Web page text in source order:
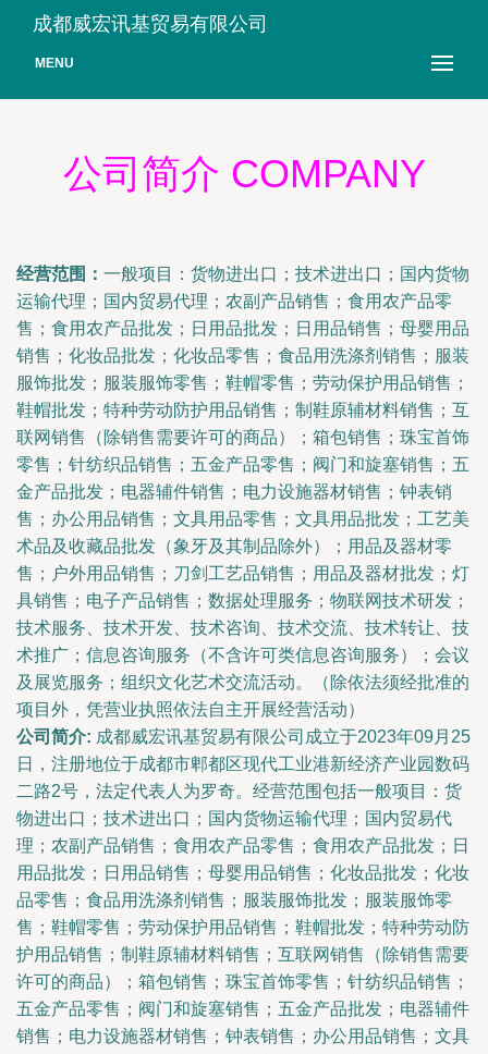
成都威宏讯基贸易有限公司
MENU
公司简介 COMPANY
经营范围： 一般项目：货物进出口；技术进出口；国内货物
运输代理；国内贸易代理；农副产品销售；食用农产品零
售；食用农产品批发；日用品批发；日用品销售；母婴用品
销售；化妆品批发；化妆品零售；食品用洗涤剂销售；服装
服饰批发；服装服饰零售；鞋帽零售；劳动保护用品销售；
鞋帽批发；特种劳动防护用品销售；制鞋原辅材料销售；互
联网销售（除销售需要许可的商品）；箱包销售；珠宝首饰
零售；针纺织品销售；五金产品零售；阀门和旋塞销售；五
金产品批发；电器辅件销售；电力设施器材销售；钟表销
售；办公用品销售；文具用品零售；文具用品批发；工艺美
术品及收藏品批发（象牙及其制品除外）；用品及器材零
售；户外用品销售；刀剑工艺品销售；用品及器材批发；灯
具销售；电子产品销售；数据处理服务；物联网技术研发；
技术服务、技术开发、技术咨询、技术交流、技术转让、技
术推广；信息咨询服务（不含许可类信息咨询服务）；会议
及展览服务；组织文化艺术交流活动。（除依法须经批准的
项目外，凭营业执照依法自主开展经营活动）
公司简介: 成都威宏讯基贸易有限公司成立于2023年09月25
日，注册地位于成都市郫都区现代工业港新经济产业园数码
二路2号，法定代表人为罗奇。经营范围包括一般项目：货
物进出口；技术进出口；国内货物运输代理；国内贸易代
理；农副产品销售；食用农产品零售；食用农产品批发；日
用品批发；日用品销售；母婴用品销售；化妆品批发；化妆
品零售；食品用洗涤剂销售；服装服饰批发；服装服饰零
售；鞋帽零售；劳动保护用品销售；鞋帽批发；特种劳动防
护用品销售；制鞋原辅材料销售；互联网销售（除销售需要
许可的商品）；箱包销售；珠宝首饰零售；针纺织品销售；
五金产品零售；阀门和旋塞销售；五金产品批发；电器辅件
销售；电力设施器材销售；钟表销售；办公用品销售；文具